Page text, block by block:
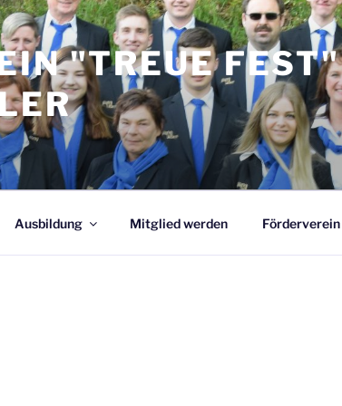
"TREUE FEST"
Ausbildung Mitglied werden Förderverein